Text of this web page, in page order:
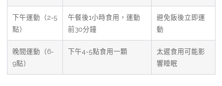
下午運動（2-5
點）
午餐後1小時食用，運動
前30分鐘
避免飯後立即運
動
晚間運動（6-
9點）
下午4-5點食用一顆
太遲食用可能影
響睡眠